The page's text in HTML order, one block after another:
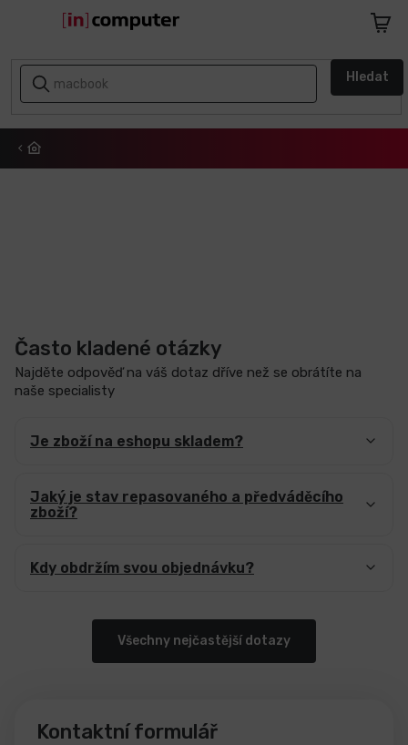
Hledat
AKCE
SLEVY
ZPÁTKY
DO
a
tablety
Příslušenství
Značky
Často kladené otázky
Najděte odpověď na váš dotaz dříve než se obrátíte na
naše specialisty
Je zboží na eshopu skladem?
Jaký je stav repasovaného a předváděcího
zboží?
Kdy obdržím svou objednávku?
Všechny nejčastější dotazy
Kontaktní formulář